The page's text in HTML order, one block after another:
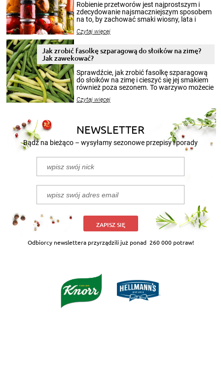
Robienie przetworów jest najprostszym i
zdecydowanie najsmaczniejszym sposobem
na to, by zachować smaki wiosny, lata i
krajobrazów, by cieszyć nimi oko w sezonie
pełni poczuć atmosferę cieplejszych
miesięcy. Przygotowanie słoików ze
patenty, które pozwolą zachować świeżość
przetworów.
Czytaj więcej
Jak zrobić fasolkę szparagową do słoików na zimę?
Jak zawekować?
Sprawdźcie, jak zrobić fasolkę szparagową
do słoików na zimę i cieszyć się jej smakiem
również poza sezonem. To warzywo możecie
nasze propozycje!
Czytaj więcej
NEWSLETTER
Bądź na bieżąco – wysyłamy sezonowe przepisy i porady
ZAPISZ SIĘ
Odbiorcy newslettera przyrządzili już ponad 260 000 potraw!